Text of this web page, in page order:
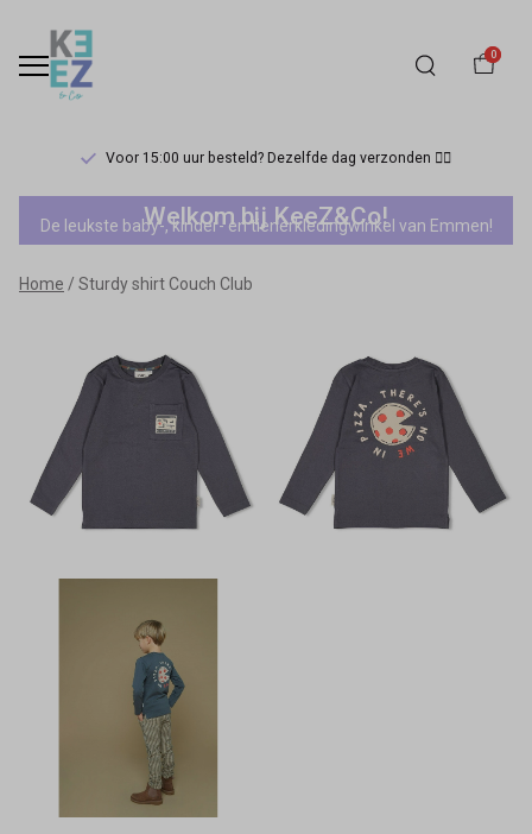
0
Voor 15:00 uur besteld? Dezelfde dag verzonden 🏃‍♀️
Sturdy
shirt
Couch
Club
Keez&Co
Welkom bij KeeZ&Co!
De leukste baby-, kinder- en tienerkledingwinkel van Emmen!
Home Sturdy shirt Couch Club